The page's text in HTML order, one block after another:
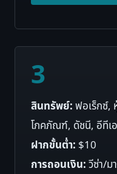
3
สินทรัพย์:ฟอเร็กซ์,
โภคภัณฑ์, ดัชนี, อีทีเ
ฝากขั้นต่ำ: $10
การถอนเงิน:วีซ่า/ม